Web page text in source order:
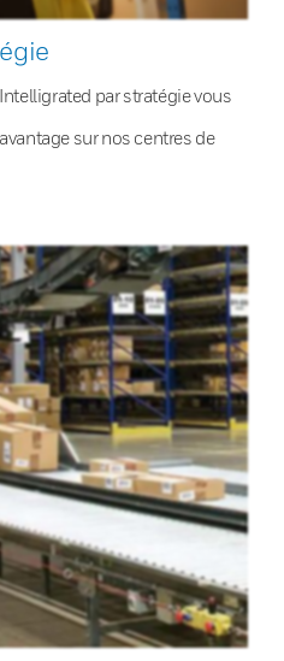
par stratégie vous
sur nos centres de